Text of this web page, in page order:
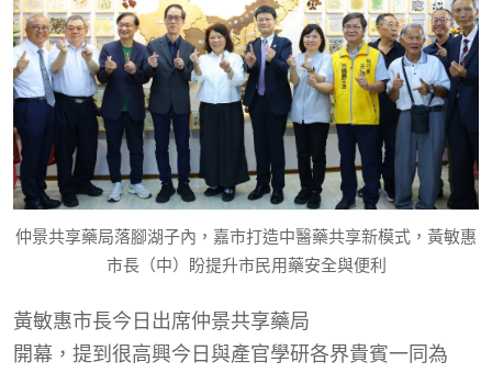
仲景共享藥局落腳湖子內，嘉市打造中醫藥共享新模式，黃敏惠
市長（中）盼提升市民用藥安全與便利
黃敏惠市長今日出席仲景共享藥局
開幕，提到很高興今日與產官學研各界貴賓一同為